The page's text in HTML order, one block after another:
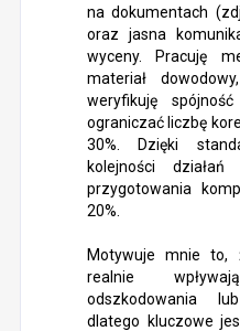
na dokumentach
oraz jasna
wyceny. Pracuję
materiał
weryfikuję
ograniczać liczbę
30%. Dzięki
kolejności
przygotowania
20%.
Motywuje mnie to,
realnie
odszkodowania
dlatego kluczowe